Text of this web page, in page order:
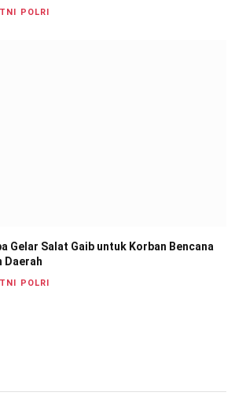
TNI POLRI
Gelar Salat Gaib untuk Korban Bencana
Daerah
TNI POLRI